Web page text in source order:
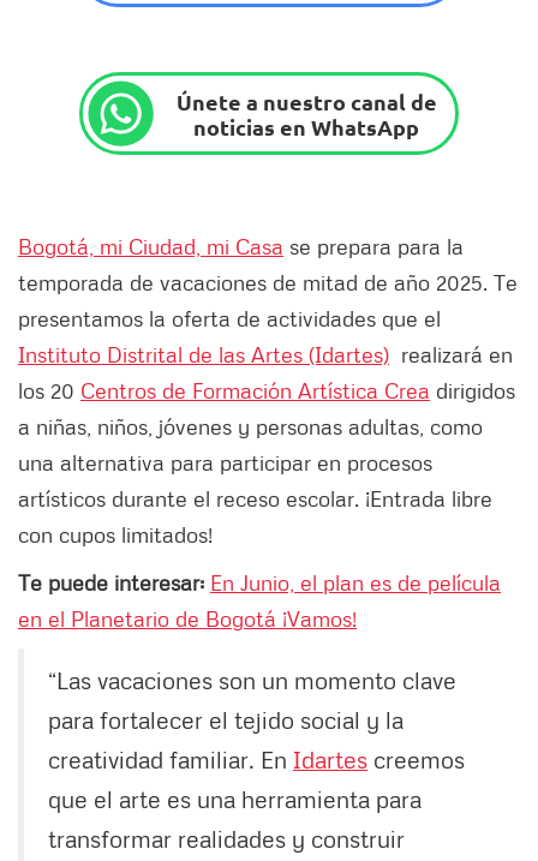
Únete a nuestro canal de
noticias en WhatsApp
Bogotá, mi Ciudad, mi Casa se prepara para la
temporada de vacaciones de mitad de año 2025. Te
presentamos la oferta de actividades que el
Instituto Distrital de las Artes (Idartes) realizará en
los 20 Centros de Formación Artística Crea dirigidos
a niñas, niños, jóvenes y personas adultas, como
una alternativa para participar en procesos
artísticos durante el receso escolar. ¡Entrada libre
con cupos limitados!
Te puede interesar: En Junio, el plan es de película
en el Planetario de Bogotá ¡Vamos!
“Las vacaciones son un momento clave
para fortalecer el tejido social y la
creatividad familiar. En Idartes creemos
que el arte es una herramienta para
transformar realidades y construir